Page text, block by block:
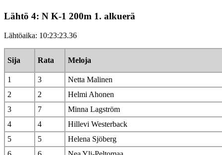
Lähtö 4: N K-1 200m 1. alkuerä
Lähtöaika: 10:23:23.36
Sija Rata Meloja
1 3
Netta Malinen
2
2
Helmi Ahonen
3
7
Minna Lagström
4
4
Hillevi Westerback
5
5
Helena Sjöberg